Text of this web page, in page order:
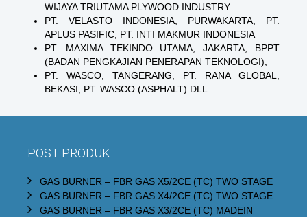
WIJAYA TRIUTAMA PLYWOOD INDUSTRY
PT. VELASTO INDONESIA, PURWAKARTA, PT.
APLUS PASIFIC, PT. INTI MAKMUR INDONESIA
PT. MAXIMA TEKINDO UTAMA, JAKARTA, BPPT
(BADAN PENGKAJIAN PENERAPAN TEKNOLOGI),
PT. WASCO, TANGERANG, PT. RANA GLOBAL,
BEKASI, PT. WASCO (ASPHALT) DLL
POST PRODUK
GAS BURNER – FBR GAS X5/2CE (TC) TWO STAGE
GAS BURNER – FBR GAS X4/2CE (TC) TWO STAGE
GAS BURNER – FBR GAS X3/2CE (TC) MADEIN